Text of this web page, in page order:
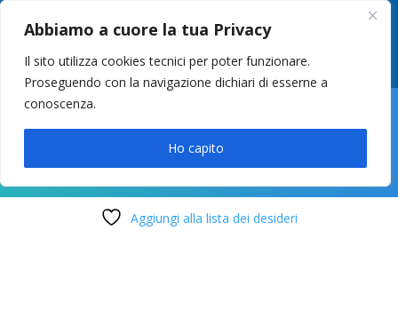
Abbiamo a cuore la tua Privacy
Il sito utilizza cookies tecnici per poter funzionare.
Proseguendo con la navigazione dichiari di esserne a
conoscenza.
Ho capito
049 8627946 –info@cstosetto.it
LUN-VEN 9-12 / 14:30-17
Aggiungi alla lista dei desideri